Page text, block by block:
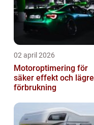
02 april 2026
Motoroptimering för
säker effekt och lägre
förbrukning